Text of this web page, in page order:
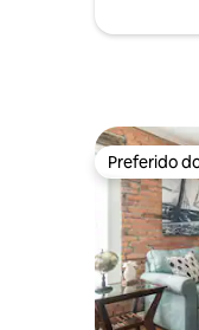
Preferido
Preferido